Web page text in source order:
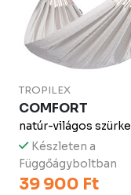
TROPILEX
COMFORT
natúr-világos szürke
Készleten a
Függőágyboltban
39 900 Ft